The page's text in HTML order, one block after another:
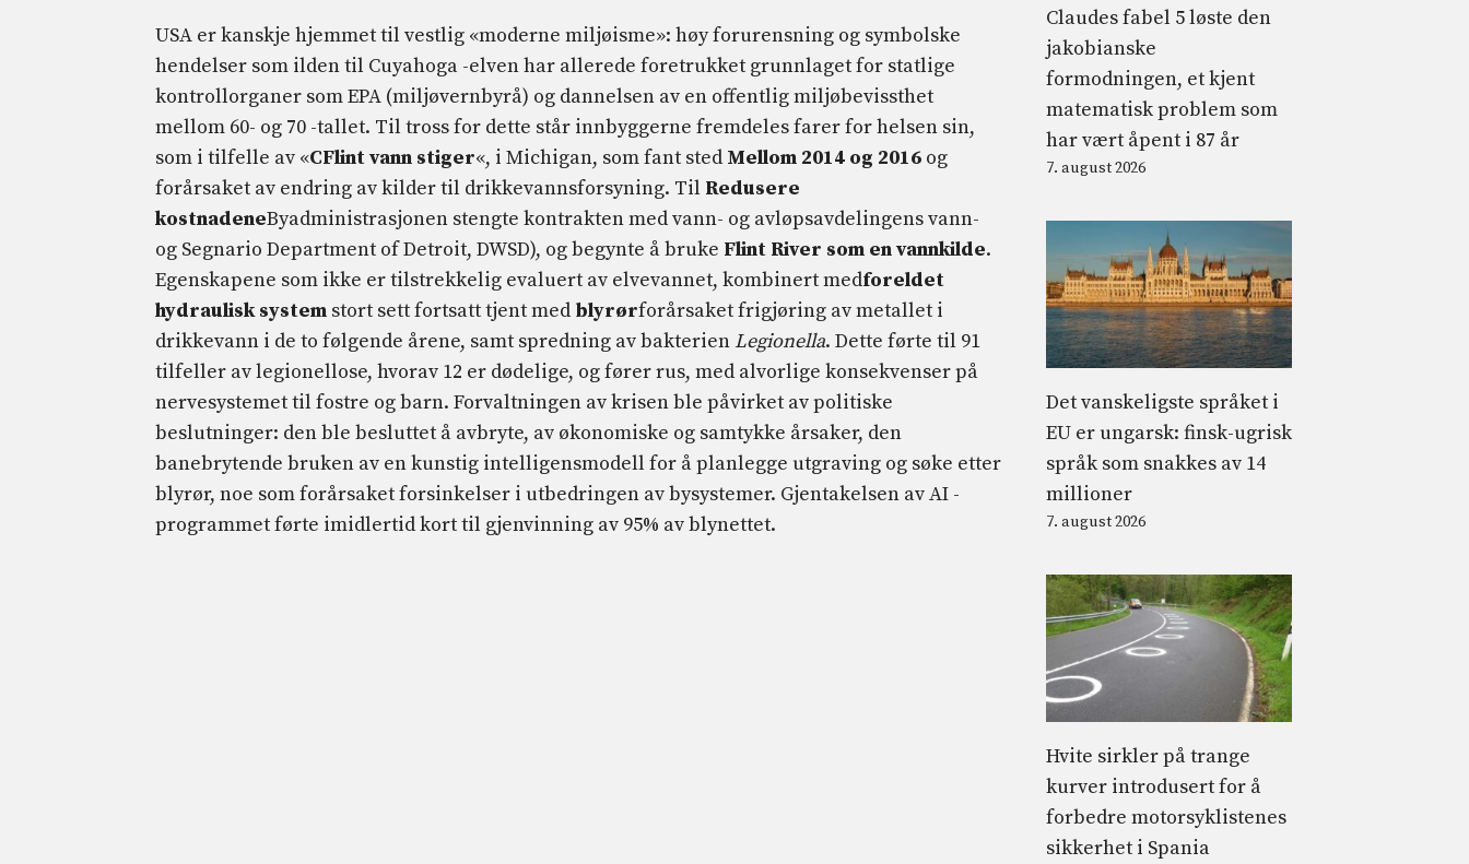
USA er kanskje hjemmet til vestlig «moderne miljøisme»: høy forurensning og symbolske
hendelser som ilden til Cuyahoga -elven har allerede foretrukket grunnlaget for statlige
kontrollorganer som EPA (miljøvernbyrå) og dannelsen av en offentlig miljøbevissthet
mellom 60- og 70 -tallet. Til tross for dette står innbyggerne fremdeles farer for helsen sin,
som i tilfelle av «CFlint vann stiger«, i Michigan, som fant sted Mellom 2014 og 2016 og
forårsaket av endring av kilder til drikkevannsforsyning. Til Redusere
kostnadeneByadministrasjonen stengte kontrakten med vann- og avløpsavdelingens vann-
og Segnario Department of Detroit, DWSD), og begynte å bruke Flint River som en vannkilde.
Egenskapene som ikke er tilstrekkelig evaluert av elvevannet, kombinert medforeldet
hydraulisk system stort sett fortsatt tjent med blyrørforårsaket frigjøring av metallet i
drikkevann i de to følgende årene, samt spredning av bakterien Legionella. Dette førte til 91
tilfeller av legionellose, hvorav 12 er dødelige, og fører rus, med alvorlige konsekvenser på
nervesystemet til fostre og barn. Forvaltningen av krisen ble påvirket av politiske
beslutninger: den ble besluttet å avbryte, av økonomiske og samtykke årsaker, den
banebrytende bruken av en kunstig intelligensmodell for å planlegge utgraving og søke etter
blyrør, noe som forårsaket forsinkelser i utbedringen av bysystemer. Gjentakelsen av AI -
programmet førte imidlertid kort til gjenvinning av 95% av blynettet.
Claudes fabel 5 løste den
jakobianske
formodningen, et kjent
matematisk problem som
har vært åpent i 87 år
7. august 2026
Det vanskeligste språket i
EU er ungarsk: finsk-ugrisk
språk som snakkes av 14
millioner
7. august 2026
Hvite sirkler på trange
kurver introdusert for å
forbedre motorsyklistenes
sikkerhet i Spania